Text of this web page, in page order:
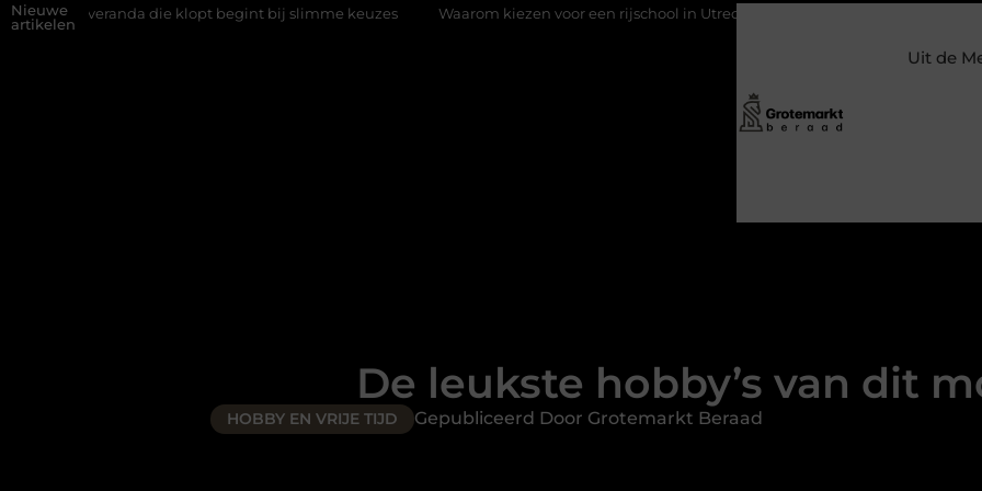
Nieuwe
artikelen
klopt begint bij slimme keuzes Waarom kiezen voor een rijschool in Utrecht? Duurzaamheid verweven in de bedrijfsvoering
Uit de
De leukste hobby’s van dit
HOBBY EN VRIJE TIJD Gepubliceerd Door Grotemarkt Beraad